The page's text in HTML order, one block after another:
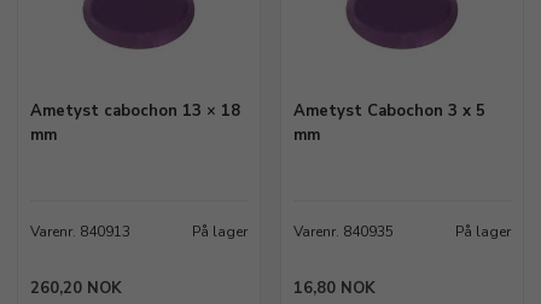
Ametyst cabochon 13 × 18
mm
Varenr. 840913 På lager
260,20 NOK
Ametyst Cabochon 3 x 5
mm
Varenr. 840935 På lager
16,80 NOK